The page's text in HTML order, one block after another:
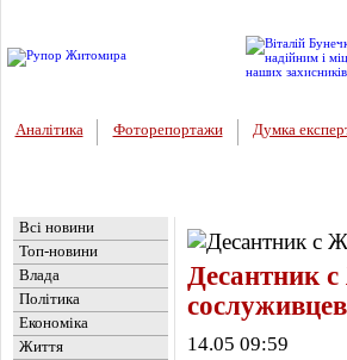
Аналітика Фоторепортажи Думка
Всі новини
Топ-новини
Влада
Політика
Економіка
Життя
Десантник
сослуживцев
14.05 09:59